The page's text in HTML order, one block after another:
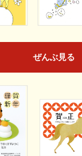
ぜんぶ見る